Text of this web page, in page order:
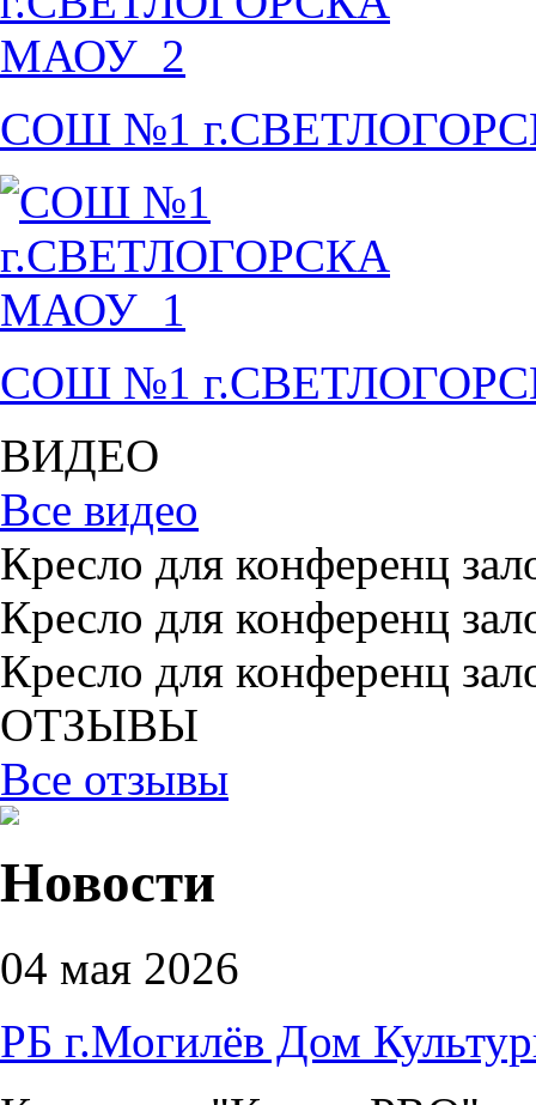
СОШ №1
СОШ №1
ВИДЕО
Все видео
Кресло для конференц
Кресло для конференц
Кресло для конференц
ОТЗЫВЫ
Все отзывы
Новости
04 мая 2026
РБ г.Могилёв Дом